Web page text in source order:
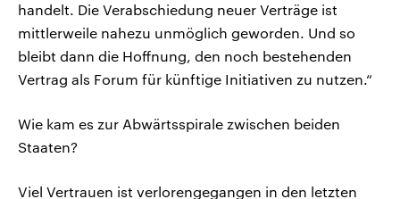
handelt. Die Verabschiedung neuer Verträge ist
mittlerweile nahezu unmöglich geworden. Und so
bleibt dann die Hoffnung, den noch bestehenden
Vertrag als Forum für künftige Initiativen zu nutzen.“
Wie kam es zur Abwärtsspirale zwischen beiden
Staaten?
Viel Vertrauen ist verlorengegangen in den letzten